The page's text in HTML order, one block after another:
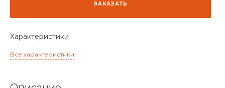
ЗАКАЗАТЬ
Характеристики
Все характеристики